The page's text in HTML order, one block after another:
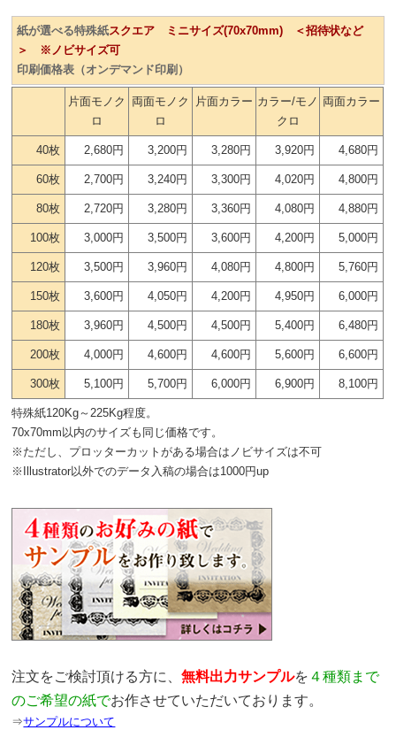
紙が選べる特殊紙スクエア ミニサイズ(70x70mm) ＜招待状など
＞ ※ノビサイズ可
印刷価格表（オンデマンド印刷）
片面モノク
ロ
両面モノク
ロ
片面カラー カラー/モノ
クロ
両面カラー
40枚 2,680円 3,200円 3,280円 3,920円 4,680円
60枚 2,700円 3,240円 3,300円 4,020円 4,800円
80枚 2,720円 3,280円 3,360円 4,080円 4,880円
100枚 3,000円 3,500円 3,600円 4,200円 5,000円
120枚 3,500円 3,960円 4,080円 4,800円 5,760円
150枚 3,600円 4,050円 4,200円 4,950円 6,000円
180枚 3,960円 4,500円 4,500円 5,400円 6,480円
200枚 4,000円 4,600円 4,600円 5,600円 6,600円
300枚 5,100円 5,700円 6,000円 6,900円 8,100円
特殊紙120Kg～225Kg程度。
70x70mm以内のサイズも同じ価格です。
※ただし、プロッターカットがある場合はノビサイズは不可
※Illustrator以外でのデータ入稿の場合は1000円up
注文をご検討頂ける方に、無料出力サンプルを ４種類まで
のご希望の紙でお作させていただいております。
⇒サンプルについて